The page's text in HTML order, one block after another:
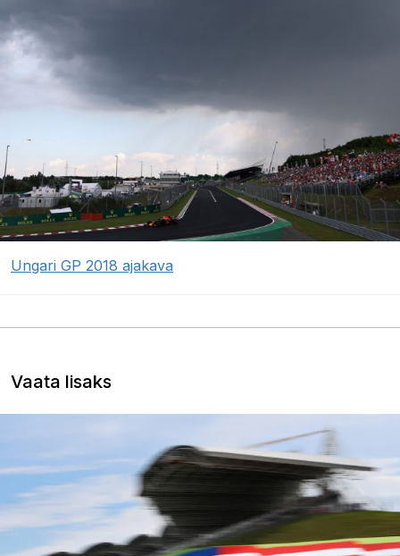
Ungari GP 2018 ajakava
Vaata lisaks